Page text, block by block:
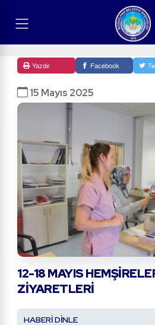
Yazdır Facebook
15 Mayıs 2025
12-18 MAYIS
ZIYARETLERI
HABERİ DİNLE